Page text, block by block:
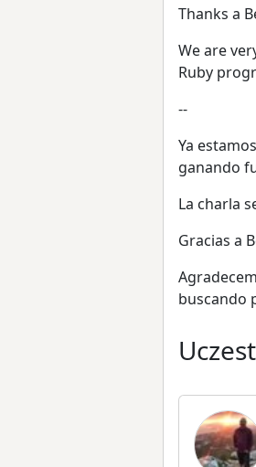
Thanks a
We are
Ruby
--
Ya
ganando
La charla
Gracias a
buscando